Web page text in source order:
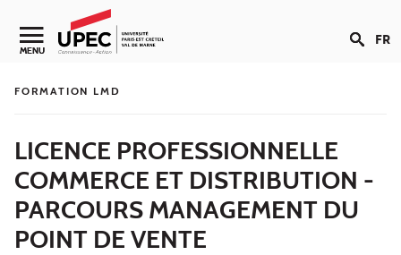
Aller au contenu
Navigation secondaire
MENU FR
FORMATION LMD
LICENCE PROFESSIONNELLE
COMMERCE ET DISTRIBUTION -
PARCOURS MANAGEMENT DU
POINT DE VENTE